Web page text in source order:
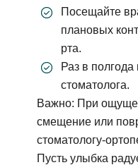
Посещайте
плановых
рта.
Раз в
стоматолога.
Важно: При
смещение или
стоматологу-
Пусть улыбка